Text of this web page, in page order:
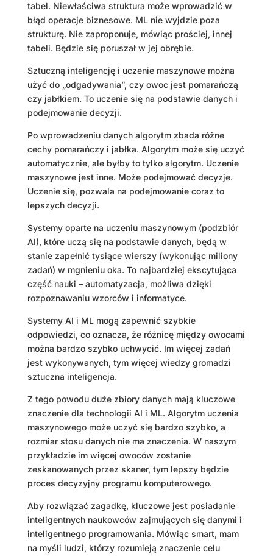
tabel. Niewłaściwa struktura może wprowadzić w
błąd operacje biznesowe. ML nie wyjdzie poza
strukturę. Nie zaproponuje, mówiąc prościej, innej
tabeli. Będzie się poruszał w jej obrębie.
Sztuczną inteligencję i uczenie maszynowe można
użyć do „odgadywania”, czy owoc jest pomarańczą
czy jabłkiem. To uczenie się na podstawie danych i
podejmowanie decyzji.
Po wprowadzeniu danych algorytm zbada różne
cechy pomarańczy i jabłka. Algorytm może się uczyć
automatycznie, ale byłby to tylko algorytm. Uczenie
maszynowe jest inne. Może podejmować decyzje.
Uczenie się, pozwala na podejmowanie coraz to
lepszych decyzji.
Systemy oparte na uczeniu maszynowym (podzbiór
AI), które uczą się na podstawie danych, będą w
stanie zapełnić tysiące wierszy (wykonując miliony
zadań) w mgnieniu oka. To najbardziej ekscytująca
część nauki – automatyzacja, możliwa dzięki
rozpoznawaniu wzorców i informatyce.
Systemy AI i ML mogą zapewnić szybkie
odpowiedzi, co oznacza, że ​​różnicę między owocami
można bardzo szybko uchwycić. Im więcej zadań
jest wykonywanych, tym więcej wiedzy gromadzi
sztuczna inteligencja.
Z tego powodu duże zbiory danych mają kluczowe
znaczenie dla technologii AI i ML. Algorytm uczenia
maszynowego może uczyć się bardzo szybko, a
rozmiar stosu danych nie ma znaczenia. W naszym
przykładzie im więcej owoców zostanie
zeskanowanych przez skaner, tym lepszy będzie
proces decyzyjny programu komputerowego.
Aby rozwiązać zagadkę, kluczowe jest posiadanie
inteligentnych naukowców zajmujących się danymi i
inteligentnego programowania. Mówiąc smart, mam
na myśli ludzi, którzy rozumieją znaczenie celu